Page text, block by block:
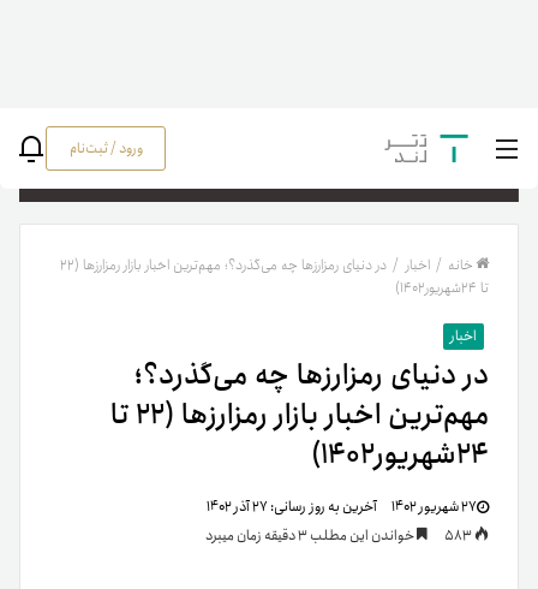
ورود / ثبت‌نام
خانه / اخبار /
در دنیای رمزارزها چه می‌گذرد؟؛ مهم‌ترین اخبار بازار رمزارزها (۲۲
تا ۲۴شهریور۱۴۰۲)
اخبار
در دنیای رمزارزها چه می‌گذرد؟؛
مهم‌ترین اخبار بازار رمزارزها (۲۲ تا
۲۴شهریور۱۴۰۲)
۲۷ شهریور ۱۴۰۲ آخرین به روز رسانی:۲۷ آذر ۱۴۰۲
خواندن این مطلب 3 دقیقه زمان میبرد